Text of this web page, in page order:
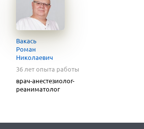
Вакась
Роман
Николаевич
36 лет опыта работы
врач-анестезиолог-
реаниматолог